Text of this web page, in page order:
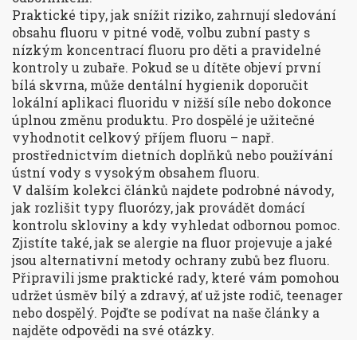
Praktické tipy, jak snížit riziko, zahrnují sledování
obsahu fluoru v pitné vodě, volbu zubní pasty s
nízkým koncentrací fluoru pro děti a pravidelné
kontroly u zubaře. Pokud se u dítěte objeví první
bílá skvrna, může dentální hygienik doporučit
lokální aplikaci fluoridu v nižší síle nebo dokonce
úplnou změnu produktu. Pro dospělé je užitečné
vyhodnotit celkový příjem fluoru – např.
prostřednictvím dietních doplňků nebo používání
ústní vody s vysokým obsahem fluoru.
V dalším kolekci článků najdete podrobné návody,
jak rozlišit typy fluorózy, jak provádět domácí
kontrolu skloviny a kdy vyhledat odbornou pomoc.
Zjistíte také, jak se alergie na fluor projevuje a jaké
jsou alternativní metody ochrany zubů bez fluoru.
Připravili jsme praktické rady, které vám pomohou
udržet úsměv bílý a zdravý, ať už jste rodič, teenager
nebo dospělý. Pojďte se podívat na naše články a
najděte odpovědi na své otázky.